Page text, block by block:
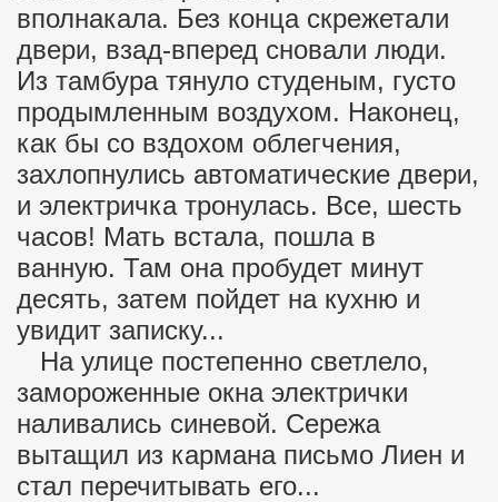
вполнакала. Без конца скрежетали
двери, взад-вперед сновали люди.
Из тамбура тянуло студеным, густо
продымленным воздухом. Наконец,
как бы со вздохом облегчения,
захлопнулись автоматические двери,
и электричка тронулась. Все, шесть
часов! Мать встала, пошла в
ванную. Там она пробудет минут
десять, затем пойдет на кухню и
увидит записку...
На улице постепенно светлело,
замороженные окна электрички
наливались синевой. Сережа
вытащил из кармана письмо Лиен и
стал перечитывать его...